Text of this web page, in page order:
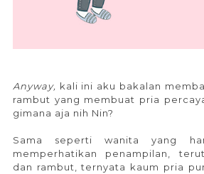
Anyway, kali ini aku bakalan
rambut yang membuat pria
gimana aja nih Nin?
Sama seperti wanita yang
memperhatikan penampilan,
dan rambut, ternyata kaum pria